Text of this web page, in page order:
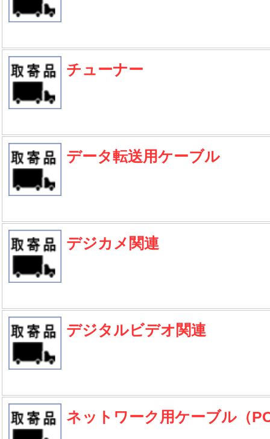
チューナー
データ転送用ケーブル
デジカメ関連
デジタルビデオ関連
ネットワーク用ケーブル（